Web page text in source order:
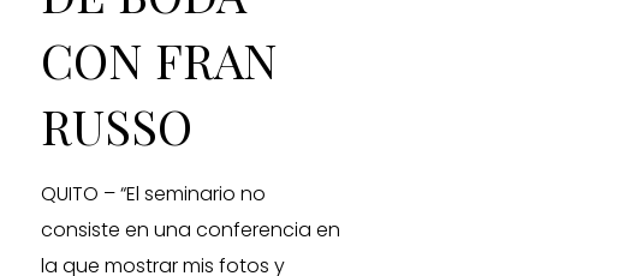
CON FRAN
RUSSO
QUITO – “El seminario no
consiste en una conferencia en
la que mostrar mis fotos y